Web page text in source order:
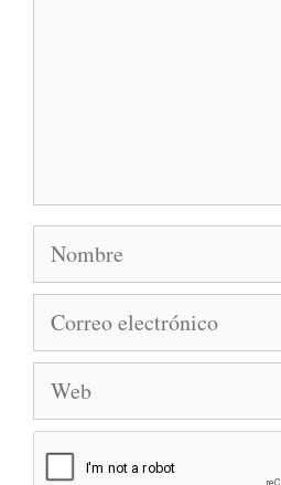
Nombre
Correo
Web